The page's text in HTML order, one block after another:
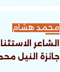
محمد هشام
الشاعر
جائزة النيل